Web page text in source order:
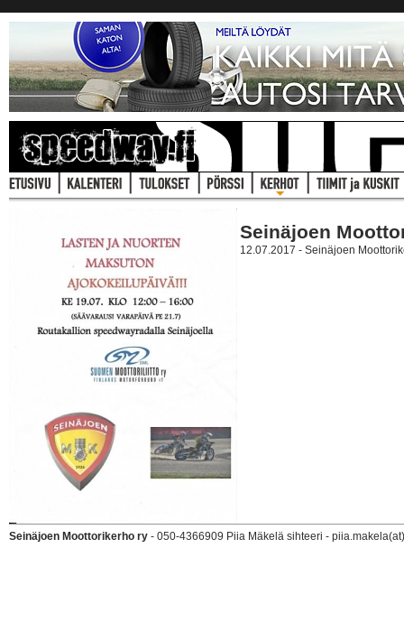
Seinäjoen
12.07.2017 - Seinäjoen
Seinäjoen Moottorikerho ry - 050-4366909 Piia Mäkelä sihteeri -